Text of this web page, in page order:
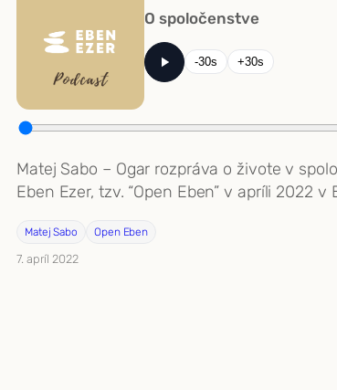
O spoločenstve
-30s +30s
Matej Sabo – Ogar rozpráva o živote v
Eben Ezer, tzv. “Open Eben” v apríli
Matej Sabo Open Eben
7. apríl 2022